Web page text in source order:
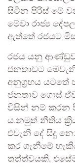
සිටින පිරිස් මේ
මේවා රාජ්‍ය
ඇත්තේ රජයට
රජය යනු ආණ්ඩුව
ජනතාවට
අනුග්‍රහය යටතේ
ජනතාව ගොස්
විසින් නම් කරන
ය.නමුත් නීතිය
එවැනි දේ සිදු
කර ගැනීමේ
තත්ත්වයකි.